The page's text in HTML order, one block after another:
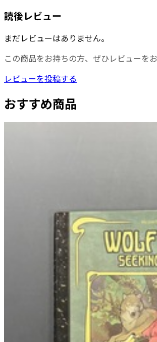
読後レビュー
まだレビューはありません。
この商品をお持ちの方、ぜひレビューを
レビューを投稿する
おすすめ商品